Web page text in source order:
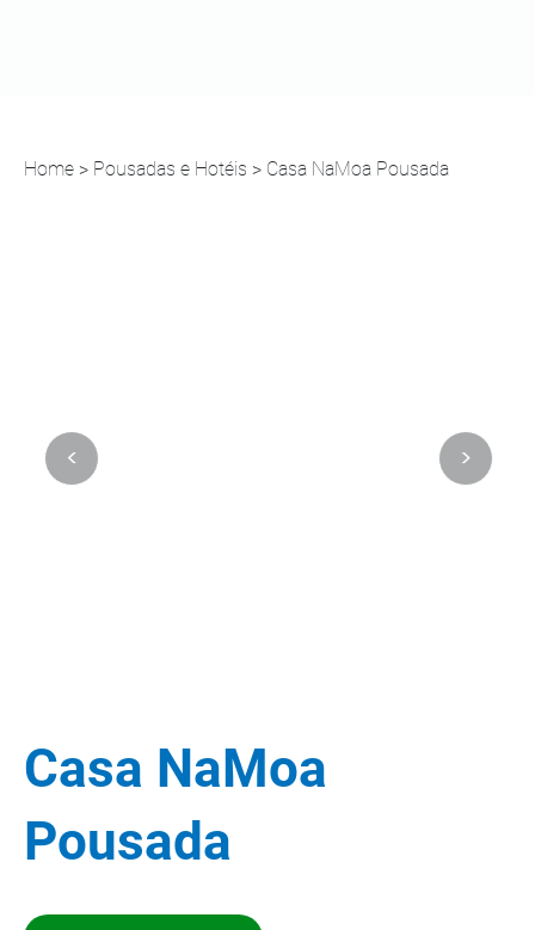
Home > Pousadas e Hotéis > Casa NaMoa Pousada
Casa NaMoa
Pousada
>
<